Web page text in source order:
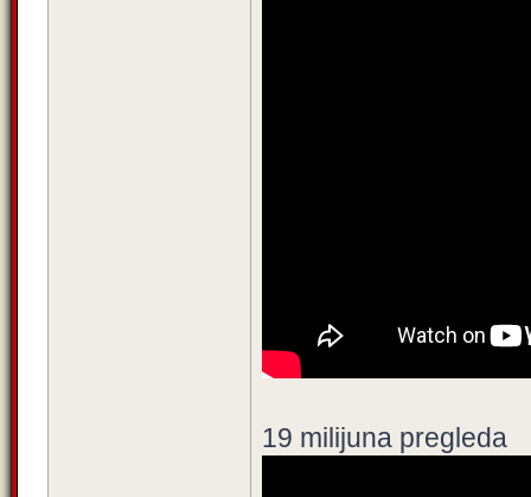
19 milijuna pregleda